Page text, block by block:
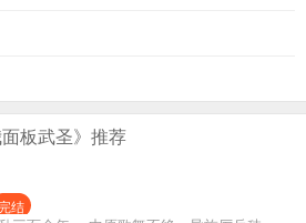
板武圣》推荐
结